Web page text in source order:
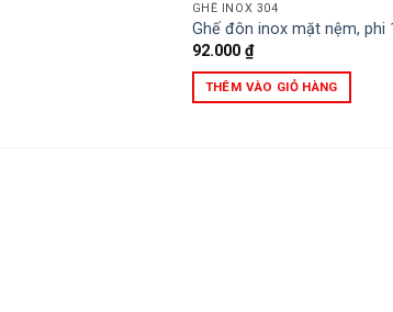
GHẾ INOX 304
Ghế đôn inox mặt nệm, phi
92.000 ₫
THÊM VÀO GIỎ HÀNG